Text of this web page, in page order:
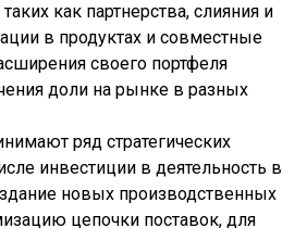
как партнерства, слияния и
в продуктах и совместные
своего портфеля
доли на рынке в разных
ряд стратегических
инвестиции в деятельность в
новых производственных
цепочки поставок, для